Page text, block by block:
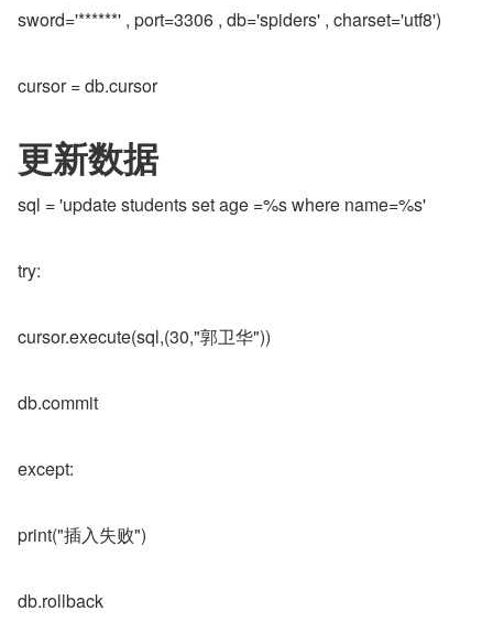
sword='******' , port=3306 , db='spiders' , charset='utf8')
cursor = db.cursor
更新数据
sql = 'update students set age =%s where name=%s'
try:
cursor.execute(sql,(30,"郭卫华"))
db.commit
except:
print("插入失败")
db.rollback